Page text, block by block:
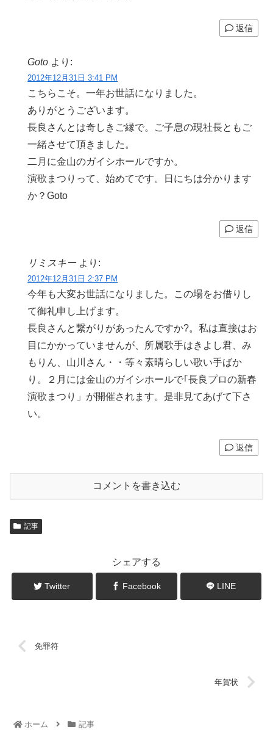
返信
Goto より:
2012年12月31日 3:41 PM
こちらこそ。一年お世話になりました。
ありがとうございます。
長良さんとは奇しきご縁で。ご子息の現社長ともご
一緒させて頂きました。
二月に金山のガイシホールですか。
演歌まつりって、始めてです。日にちは分かります
か？Goto
返信
リミスキー より:
2012年12月31日 2:37 PM
今年も大変お世話になりました。この場をお借りし
て御礼申し上げます。
長良さんと繋がりがあったんですか?。私は直接はお
目にかかっていませんが、所属歌手はきよし君、み
もりん、山川さん・・等々素晴らしい歌い手ばか
り。２月には金山のガイシホールで｢長良プロの新春
演歌まつり」が開催されます。是非見てあげて下さ
い。
返信
コメントを書き込む
記事
シェアする
Twitter Facebook LINE
免罪符
年賀状
ホーム 記事